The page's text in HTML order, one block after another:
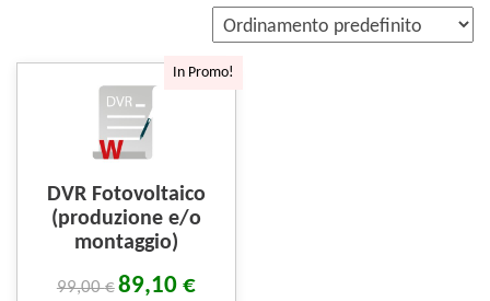
In Promo!
DVR Fotovoltaico
(produzione e/o
montaggio)
99,00€89,10 €